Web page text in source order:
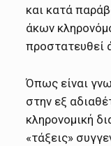
και κατά
άκων
προστατευθεί
Όπως είναι
στην εξ
κληρονομική
«τάξεις»